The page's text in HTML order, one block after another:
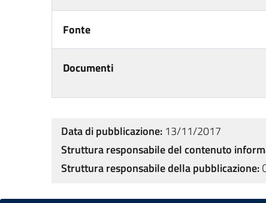
Fonte
Documenti
Data di pubblicazione: 13/11/2017
Struttura responsabile del contenuto
Struttura responsabile della pubblicazione: